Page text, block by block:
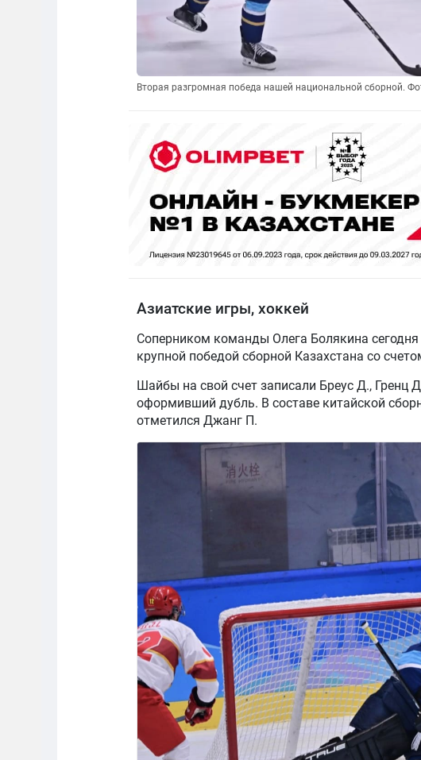
Вторая разгромная победа нашей национальной сборной.
Азиатские игры, хоккей
Соперником команды Олега Болякина
крупной победой сборной Казахстана со
Шайбы на свой счет записали Бреус Д., Гренц
оформивший дубль. В составе китайской
отметился Джанг П.